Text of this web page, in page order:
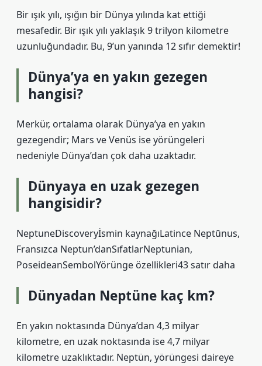
Bir ışık yılı, ışığın bir Dünya yılında kat ettiği
mesafedir. Bir ışık yılı yaklaşık 9 trilyon kilometre
uzunluğundadır. Bu, 9’un yanında 12 sıfır demektir!
Dünya’ya en yakın gezegen
hangisi?
Merkür, ortalama olarak Dünya’ya en yakın
gezegendir; Mars ve Venüs ise yörüngeleri
nedeniyle Dünya’dan çok daha uzaktadır.
Dünyaya en uzak gezegen
hangisidir?
NeptuneDiscoveryİsmin kaynağıLatince Neptūnus,
Fransızca Neptun’danSıfatlarNeptunian,
PoseideanSembolYörünge özellikleri43 satır daha
Dünyadan Neptüne kaç km?
En yakın noktasında Dünya’dan 4,3 milyar
kilometre, en uzak noktasında ise 4,7 milyar
kilometre uzaklıktadır. Neptün, yörüngesi daireye